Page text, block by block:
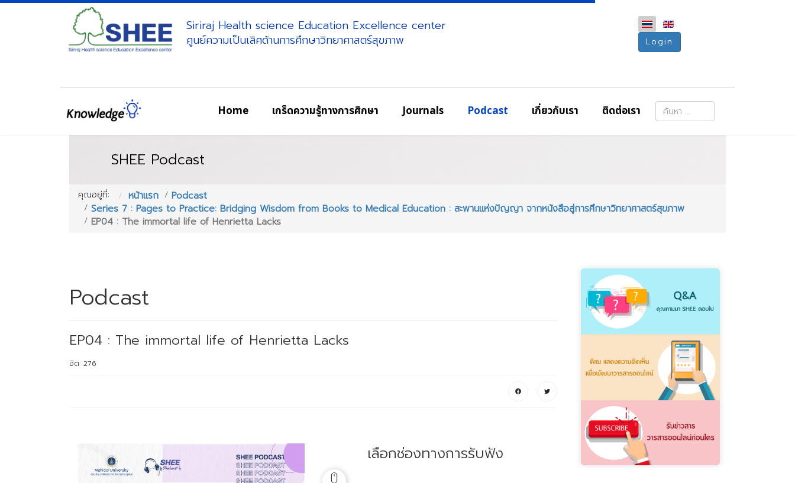
Siriraj Health science Education Excellence center
ศูนย์ความเป็นเลิศด้านการศึกษาวิทยาศาสตร์สุขภาพ
Login
Home เกร็ดความรู้ทางการศึกษา Journals Podcast เกี่ยวกับเรา ติดต่อเรา
การค้นหา
SHEE Podcast
คุณอยู่ที่: หน้าแรก
Podcast
Series 7 : Pages to Practice: Bridging Wisdom from Books to Medical Education : สะพานแห่งปัญญา จากหนังสือสู่การศึกษาวิทยาศาสตร์สุขภาพ
EP04 : The immortal life of Henrietta Lacks
Podcast
EP04 : The immortal life of Henrietta Lacks
ฮิต: 276
เลือกช่องทางการรับฟัง